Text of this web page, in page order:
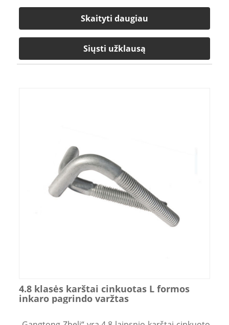
Skaityti daugiau
Siųsti užklausą
4.8 klasės karštai cinkuotas L formos
inkaro pagrindo varžtas